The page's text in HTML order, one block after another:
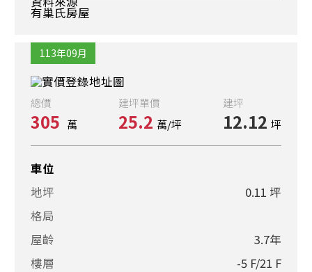
有巢氏房屋
113年09月
總價
305 萬
建坪單價
25.2 萬/坪
建坪
12.12 坪
車位
地坪
0.11 坪
格局
屋齡
3.7年
樓層
-5 F/21 F